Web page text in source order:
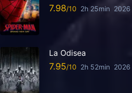
7.98 2h 25min 2026
La Odisea
7.95 2h 52min 2026